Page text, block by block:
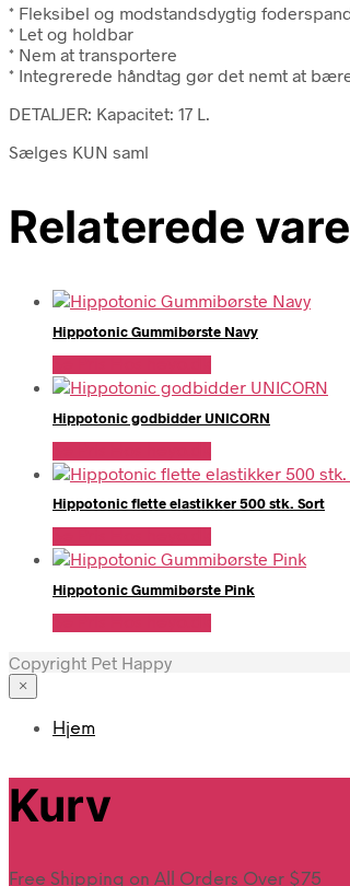
* Fleksibel og modstandsdygtig
* Let og holdbar
* Nem at transportere
* Integrerede håndtag gør det nemt at
DETALJER: Kapacitet: 17 L.
Sælges KUN saml
Relaterede
Hippotonic Gummibørste Navy
Hippotonic godbidder UNICORN
Hippotonic flette elastikker 500 stk. Sort
Hippotonic Gummibørste Pink
Copyright Pet Happy
×
Hjem
Kurv
Free Shipping on All Orders Over $75